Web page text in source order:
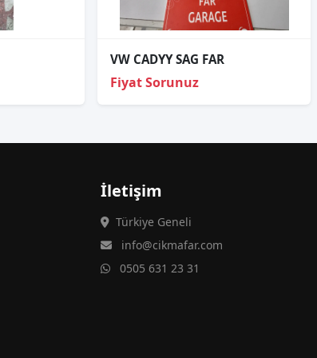
VW CADYY SAG FAR
Fiyat Sorunuz
İletişim
Türkiye Geneli
info@cikmafar.com
0505 631 23 31